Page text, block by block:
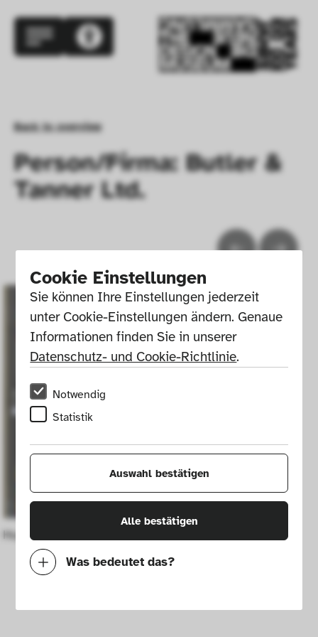
Cookie Einstellungen
Sie können Ihre Einstellungen jederzeit
unter Cookie-Einstellungen ändern. Genaue
Informationen finden Sie in unserer
Datenschutz- und Cookie-Richtlinie.
Notwendig
Statistik
Auswahl bestätigen
Alle bestätigen
Was bedeutet das?
Mit diesen Cookies können wir durch
Back to overview
Person/Firma: Butler &
Tanner Ltd.
Hugh Lofting: Doctor Dolittle's Circus